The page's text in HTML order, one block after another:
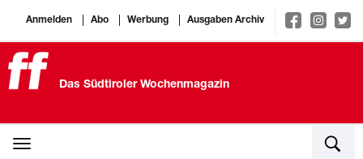
Anmelden Abo Werbung Ausgaben Archiv
Das Südtiroler Wochenmagazin